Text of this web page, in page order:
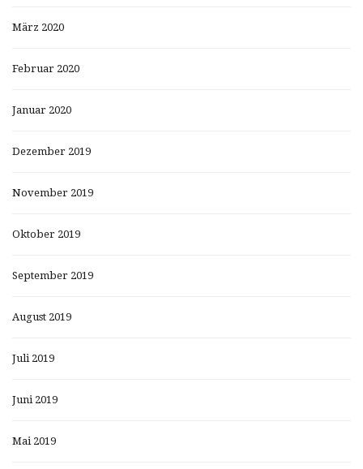
März 2020
Februar 2020
Januar 2020
Dezember 2019
November 2019
Oktober 2019
September 2019
August 2019
Juli 2019
Juni 2019
Mai 2019